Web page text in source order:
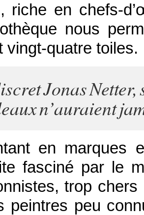
riche en chefs-
nous
vingt-quatre toiles.
Jonas
n’auraient
en marques
fasciné par le
trop
peintres peu